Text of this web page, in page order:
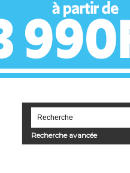
Recherche avancée